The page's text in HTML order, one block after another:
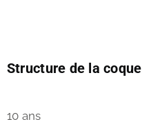
Structure de la coque
10 ans